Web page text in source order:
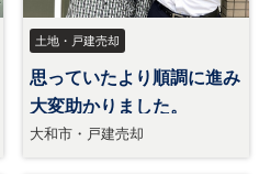
土地・戸建売却
思っていたより順調に進み
大変助かりました。
大和市・戸建売却